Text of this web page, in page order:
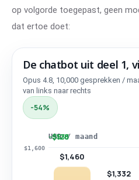
op volgorde toegepast, geen
dat ertoe doet:
Item
Factuur deel 1
+ prompt caching
+ routing
De chatbot uit deel 1,
Opus 4.8, 10,000 gesprekken /
van links naar rechts
-54%
USD / maand
$1,600
$1,460
$1,332
−$128
−$533
−$126